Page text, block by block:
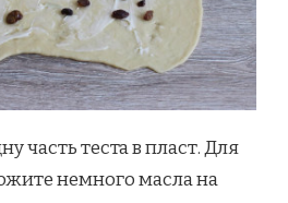
часть теста в пласт. Для
немного масла на